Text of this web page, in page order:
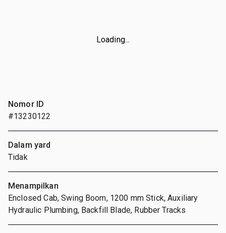
Loading...
Nomor ID
#13230122
Dalam yard
Tidak
Menampilkan
Enclosed Cab, Swing Boom, 1200 mm Stick, Auxiliary
Hydraulic Plumbing, Backfill Blade, Rubber Tracks